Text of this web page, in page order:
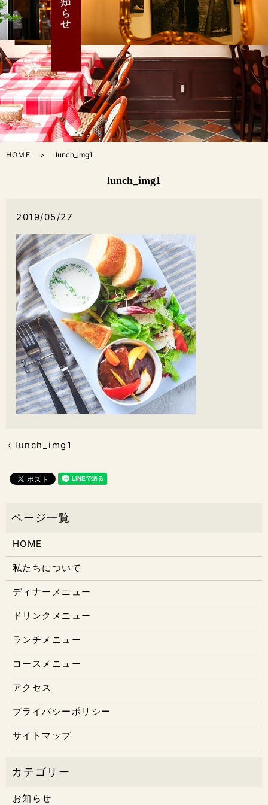
HOME lunch_img1
lunch_img1
2019/05/27
lunch_img1
HOME
私たちについて
ディナーメニュー
ドリンクメニュー
ランチメニュー
コースメニュー
アクセス
プライバシーポリシー
サイトマップ
お知らせ